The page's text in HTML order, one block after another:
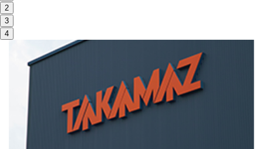
お問い合わせ
高松流技
ご利用に際して
2
3
4